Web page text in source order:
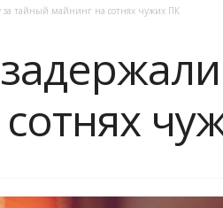
за тайный майнинг на сотнях чужих ПК